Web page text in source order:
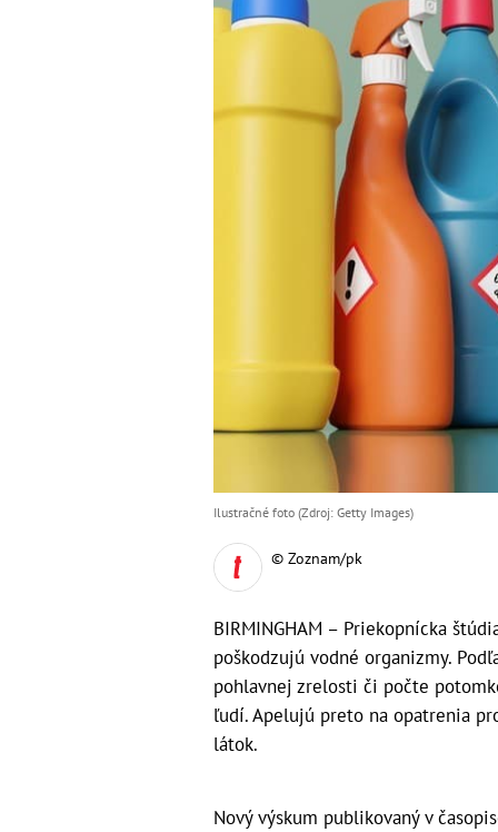
Ilustračné foto (Zdroj: Getty Images)
© Zoznam/pk
BIRMINGHAM – Priekopnícka
poškodzujú vodné organizmy.
pohlavnej zrelosti či počte
ľudí. Apelujú preto na opatrenia
látok.
Nový výskum publikovaný v